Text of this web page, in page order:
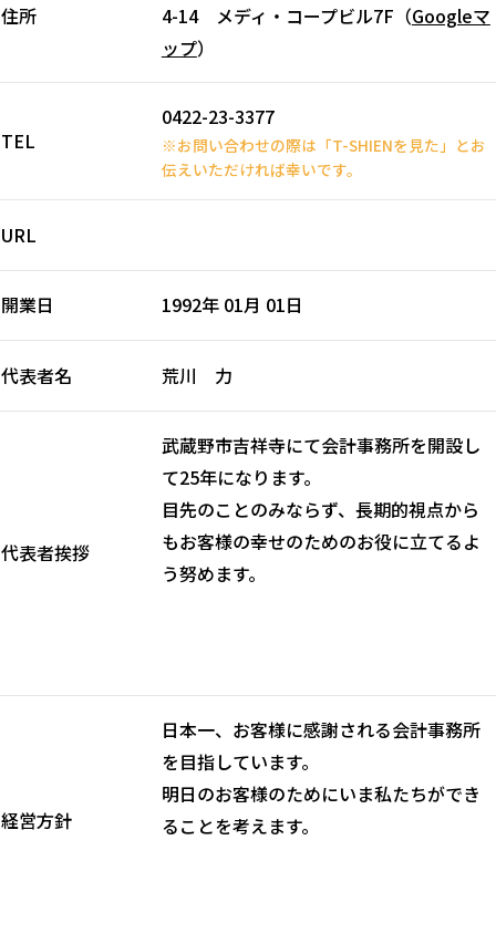
住所
4-14 メディ・コープビル7F（Googleマ
ップ）
TEL
0422-23-3377
※お問い合わせの際は「T-SHIENを見た」とお
伝えいただければ幸いです。
URL
開業日 1992年 01月 01日
代表者名 荒川 力
代表者挨拶
武蔵野市吉祥寺にて会計事務所を開設し
て25年になります。
目先のことのみならず、長期的視点から
もお客様の幸せのためのお役に立てるよ
う努めます。
経営方針
日本一、お客様に感謝される会計事務所
を目指しています。
明日のお客様のためにいま私たちができ
ることを考えます。